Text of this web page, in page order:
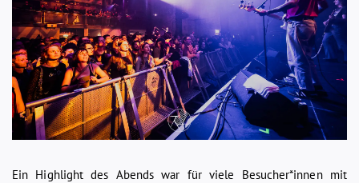
Ein Highlight des Abends war für viele Besucher*innen mit